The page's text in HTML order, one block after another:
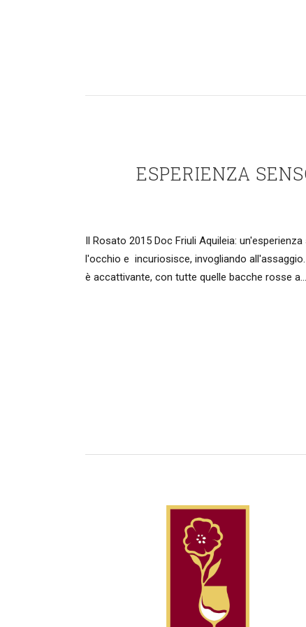
ESPERIENZA
Il Rosato 2015 Doc Friuli Aquileia:
l'occhio e incuriosisce, invogliando
è accattivante, con tutte quelle bacche rosse a...